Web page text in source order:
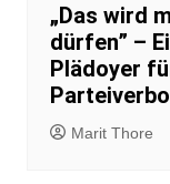
„Das wird
dürfen” –
Plädoyer
Marit Thore